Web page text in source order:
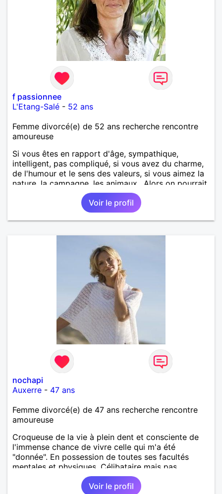
f passionnee
L'Etang-Salé - 52 ans
Femme divorcé(e) de 52 ans recherche rencontre
amoureuse
Si vous êtes en rapport d'âge, sympathique,
intelligent, pas compliqué, si vous avez du charme,
de l'humour et le sens des valeurs, si vous aimez la
nature, la campagne, les animaux.. Alors on pourrait
s'entendre, du coup n'hésitez pas à me contacter.
Voir le profil
nochapi
Auxerre - 47 ans
Femme divorcé(e) de 47 ans recherche rencontre
amoureuse
Croqueuse de la vie à plein dent et consciente de
l'immense chance de vivre celle qui m'a été
"donnée". En possession de toutes ses facultés
mentales et physiques. Célibataire mais pas
solitaire, je mène une vie bien remplie. Je ne suis
pas sur ce site par dépit, ni en tant que
Voir le profil